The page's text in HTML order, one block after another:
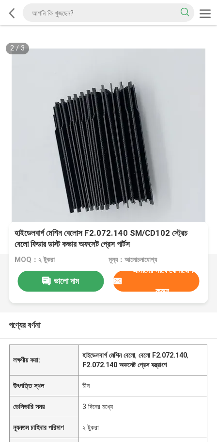
2/ 3
হাইডেলবার্গ মেশিন বেলোস F2.072.140 SM/CD102 স্ট্রেচ
বেলো ফিডার ডাস্ট কভার অফসেট প্রেস পার্টস
MOQ：২ টুকরা মূল্য：আলোচনাযোগ্য
ভালো দাম
আমাদের সাথে যোগাযোগ
করুন
পণ্যের বর্ণনা
লক্ষণীয় করা:
হাইডেলবার্গ মেশিন বেলো,বেলো F2.072.140,
F2.072.140 অফসেট প্রেস যন্ত্রাংশ
উৎপত্তি স্থল চীন
ডেলিভারি সময় 3 দিনের মধ্যে
ন্যূনতম চাহিদার পরিমাণ ২ টুকরা